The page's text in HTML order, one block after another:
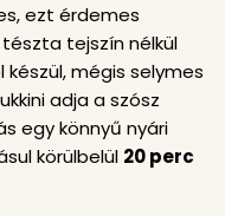
ezt érdemes
tészta tejszín nélkül
mégis selymes
adja a szósz
egy könnyű nyári
körülbelül 20 perc